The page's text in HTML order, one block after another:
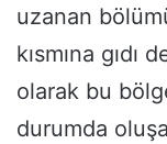
uzanan
kısmına gıdı
olarak bu
durumda